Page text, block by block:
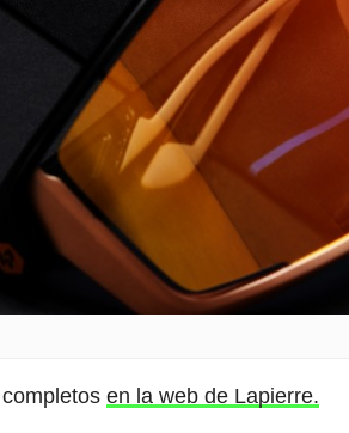
completosen la web de Lapierre.